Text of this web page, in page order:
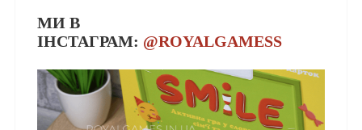
МИ В
ІНСТАГРАМ: @ROYALGAMESS